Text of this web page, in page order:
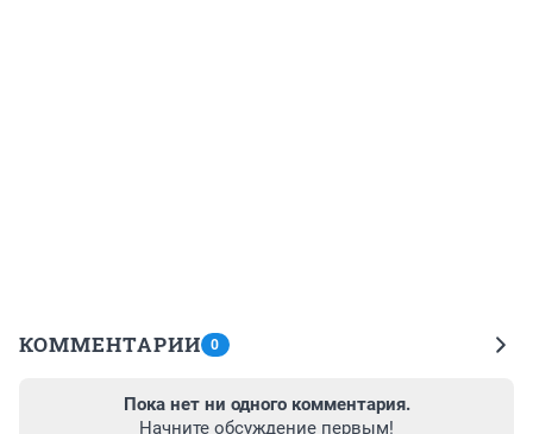
КОММЕНТАРИИ 0
Пока нет ни одного комментария.
Начните обсуждение первым!